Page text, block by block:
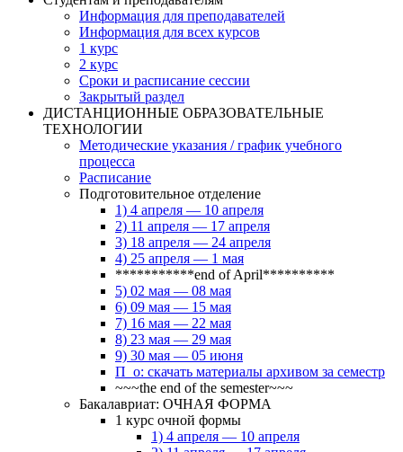
Информация для преподавателей
Информация для всех курсов
1 курс
2 курс
Сроки и расписание сессии
Закрытый раздел
ДИСТАНЦИОННЫЕ ОБРАЗОВАТЕЛЬНЫЕ
ТЕХНОЛОГИИ
Методические указания / график учебного
процесса
Расписание
Подготовительное отделение
1) 4 апреля — 10 апреля
2) 11 апреля — 17 апреля
3) 18 апреля — 24 апреля
4) 25 апреля — 1 мая
***********end of April**********
5) 02 мая — 08 мая
6) 09 мая — 15 мая
7) 16 мая — 22 мая
8) 23 мая — 29 мая
9) 30 мая — 05 июня
П_о: скачать материалы архивом за семестр
~~~the end of the semester~~~
Бакалавриат: ОЧНАЯ ФОРМА
1 курс очной формы
1) 4 апреля — 10 апреля